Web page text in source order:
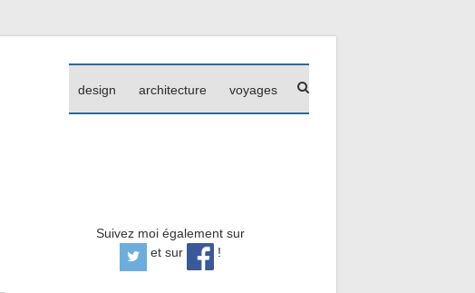
design architecture voyages
Suivez moi également sur
et sur
!